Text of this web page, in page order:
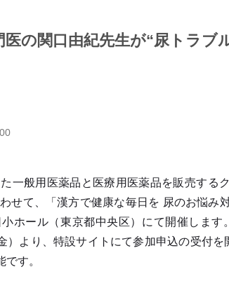
医の関口由紀先生が“尿トラ
一般用医薬品と医療用医薬品を販売する
わせて、「漢方で健康な毎日を 尿のお悩
小ホール（東京都中央区）にて開催しま
）より、特設サイトにて参加申込の受付
です。